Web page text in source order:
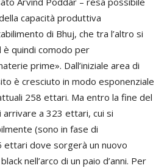
capacità produttiva
di Bhuj, che tra l’altro si
quindi comodo per
prime». Dall’iniziale area di
è cresciuto in modo esponenziale
258 ettari. Ma entro la fine del
a 323 ettari, cui si
(sono in fase di
ettari dove sorgerà un nuovo
nell’arco di un paio d’anni. Per